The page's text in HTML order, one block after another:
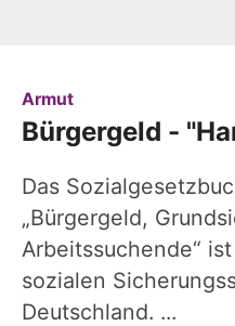
Armut:
Bürgergeld -
Das
„Bürgergeld,
Arbeitssuchende“
sozialen
Deutschland. ...